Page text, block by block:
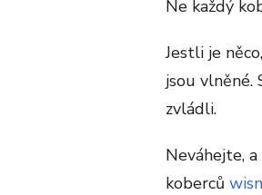
Ne každý
Jestli je
jsou vlněné.
zvládli.
Neváhejte,
koberců